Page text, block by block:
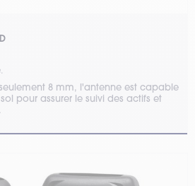
8 mm, l'antenne est capable
pour assurer le suivi des actifs et